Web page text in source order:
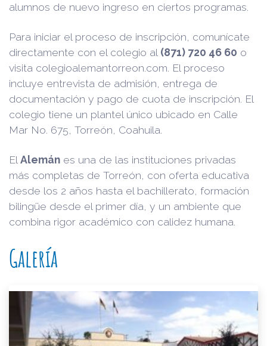
alumnos de nuevo ingreso en ciertos programas.
Para iniciar el proceso de inscripción, comunícate
directamente con el colegio al (871) 720 46 60 o
visita colegioalemantorreon.com. El proceso
incluye entrevista de admisión, entrega de
documentación y pago de cuota de inscripción. El
colegio tiene un plantel único ubicado en Calle
Mar No. 675, Torreón, Coahuila.
El Alemán es una de las instituciones privadas
más completas de Torreón, con oferta educativa
desde los 2 años hasta el bachillerato, formación
bilingüe desde el primer día, y un ambiente que
combina rigor académico con calidez humana.
Galería